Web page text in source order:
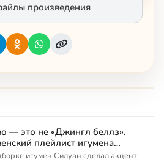
произведения
— это не «Джингл беллз».
плейлист игумена
игумен Силуан сделал акцент